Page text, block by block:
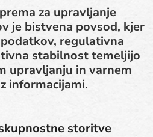
za upravljanje
je bistvena povsod, kjer
regulativna
stabilnost temeljijo
upravljanju in varnem
informacijami.
storitve